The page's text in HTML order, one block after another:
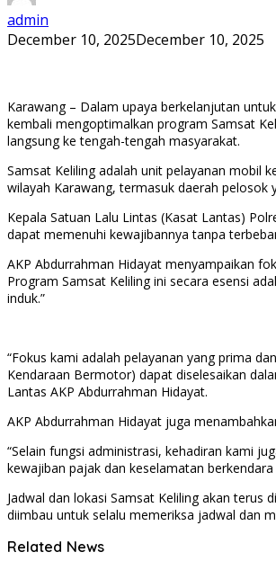
admin
December 10, 2025December 10, 2025
Karawang – Dalam upaya berkelanjutan
kembali mengoptimalkan program Samsat
langsung ke tengah-tengah masyarakat.
Samsat Keliling adalah unit pelayanan mobil
wilayah Karawang, termasuk daerah pelosok
Kepala Satuan Lalu Lintas (Kasat Lantas)
dapat memenuhi kewajibannya tanpa
AKP Abdurrahman Hidayat menyampaikan
Program Samsat Keliling ini secara esensi
induk.”
“Fokus kami adalah pelayanan yang prima
Kendaraan Bermotor) dapat diselesaikan
Lantas AKP Abdurrahman Hidayat.
AKP Abdurrahman Hidayat juga
“Selain fungsi administrasi, kehadiran kami
kewajiban pajak dan keselamatan
Jadwal dan lokasi Samsat Keliling akan
diimbau untuk selalu memeriksa jadwal dan
Related News